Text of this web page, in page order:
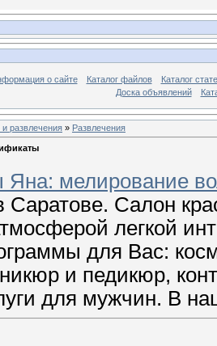
о сайте Каталог файлов
Каталог
Доска объявлений
развлечения » Развлечения
Яна: мелирование
Саратове. Салон
легкой
для Вас:
и педикюр,
для мужчин. В